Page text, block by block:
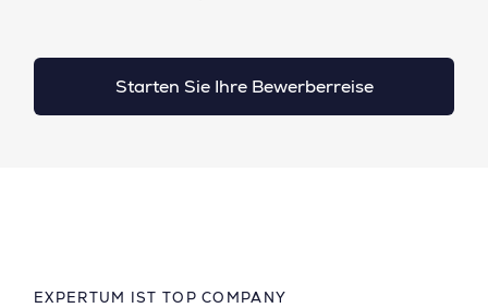
Starten Sie Ihre Bewerberreise
EXPERTUM IST TOP COMPANY